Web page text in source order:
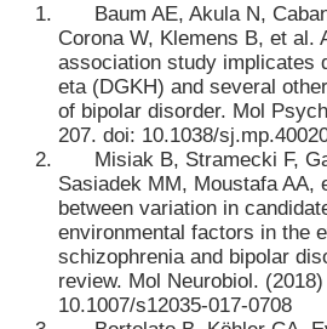
Baum AE, Akula N,
Corona W, Klemens B, et al.
association study implicates
eta (DGKH) and several
of bipolar disorder. Mol
207. doi: 10.1038/
Misiak B, Stramecki F,
Sasiadek MM, Moustafa AA,
between variation in
environmental factors in the
schizophrenia and bipolar
review. Mol Neurobiol.
10.1007/s12035-017-0708